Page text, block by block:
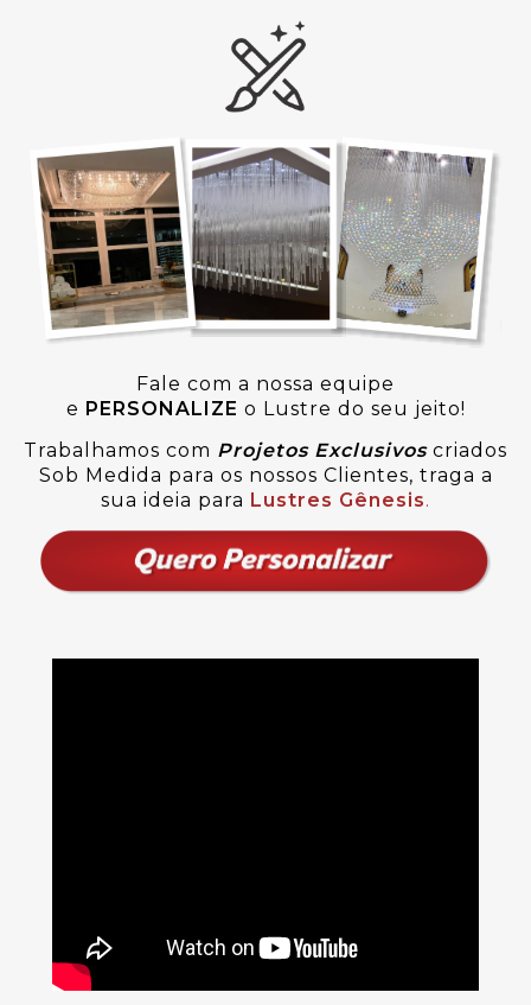
Fale com a nossa equipe
e PERSONALIZE o Lustre do seu jeito!
Trabalhamos com Projetos Exclusivoscriados
Sob Medida para os nossos Clientes, traga a
sua ideia para Lustres Gênesis.